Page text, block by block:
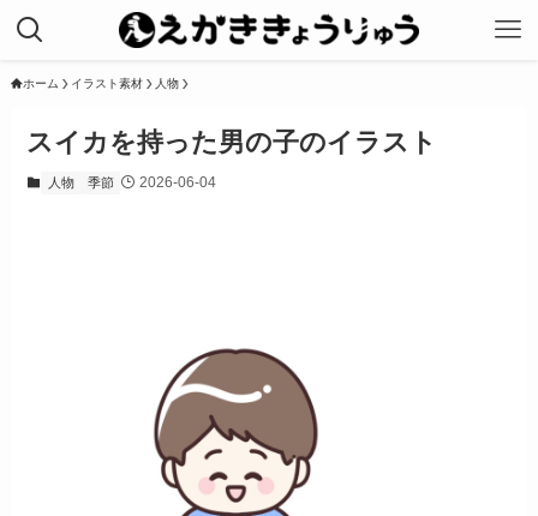
ホーム イラスト素材 人物
スイカを持った男の子のイラスト
人物 季節 2026-06-04